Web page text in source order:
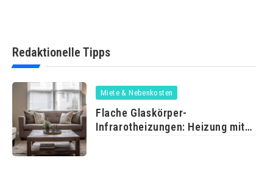
Redaktionelle Tipps
Miete & Nebenkosten
Flache Glaskörper-
Infrarotheizungen: Heizung mit